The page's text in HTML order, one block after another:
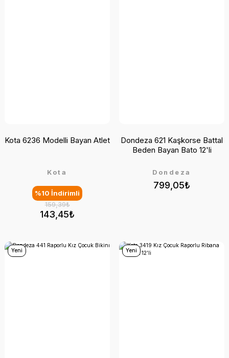
143,45₺
159,39₺
%10 İndirimli
Kota
Kota 6236 Modelli Bayan Atlet
799,05₺
Dondeza
Dondeza 621 Kaşkorse Battal
Beden Bayan Bato 12'li
Yeni Yeni